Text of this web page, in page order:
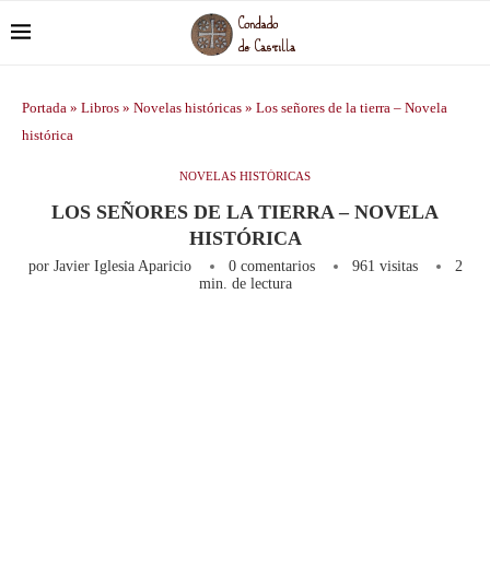
Portada » Libros » Novelas históricas » Los señores de la tierra – Novela
histórica
NOVELAS HISTÓRICAS
LOS SEÑORES DE LA TIERRA – NOVELA
HISTÓRICA
por Javier Iglesia Aparicio 0 comentarios 961 visitas
2
min. de lectura